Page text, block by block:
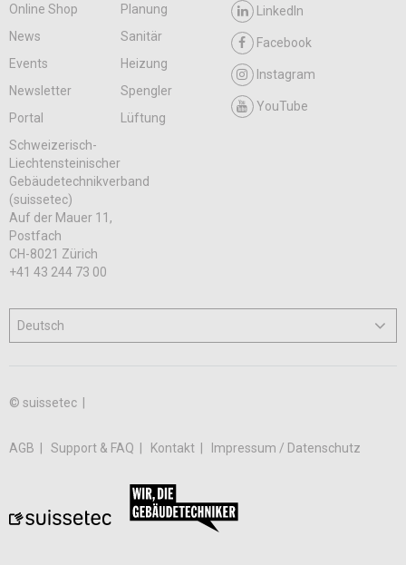
Online Shop
Planung
News
Sanitär
Events
Heizung
Newsletter
Spengler
Portal
Lüftung
LinkedIn
Facebook
Instagram
YouTube
Schweizerisch-
Liechtensteinischer
Gebäudetechnikverband
(suissetec)
Auf der Mauer 11,
Postfach
CH-8021 Zürich
+41 43 244 73 00
© suissetec |
AGB Support & FAQ Kontakt Impressum / Datenschutz